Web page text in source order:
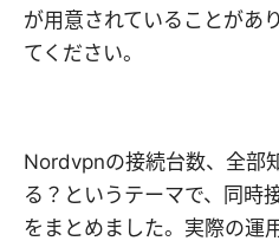
が用意されていることがあ
てください。
Nordvpnの接続台数、全部
る？というテーマで、同時
をまとめました。実際の運